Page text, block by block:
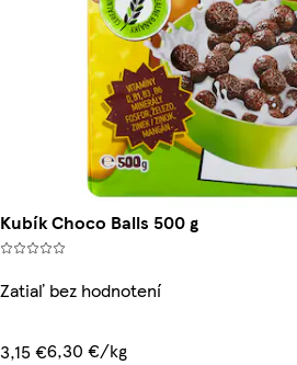
Kubík Choco Balls 500 g
Zatiaľ bez hodnotení
3,15 €6,30 €/kg